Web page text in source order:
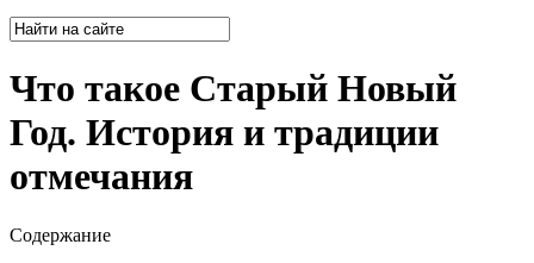
Что такое Старый Новый
Год. История и традиции
отмечания
Содержание